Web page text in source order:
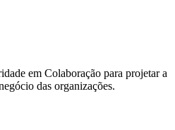
em Colaboração para projetar a
das organizações.